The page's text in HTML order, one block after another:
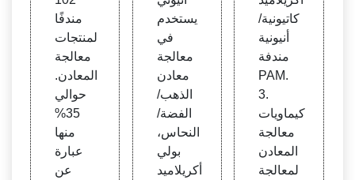
معادن
مندفًا
لمنتجات
معالجة
المعادن.
حوالي
35%
منها
عبارة
عن
ن | ش
راء الن
فايات
يستخدم
في
معالجة
معادن
الذهب/
الفضة/
النحاس،
بولي
أكريلاميد
ن
كاتيونية/
أنيونية
مندفة
PAM.
3.
كيماويات
معالجة
المعادن
لمعالجة